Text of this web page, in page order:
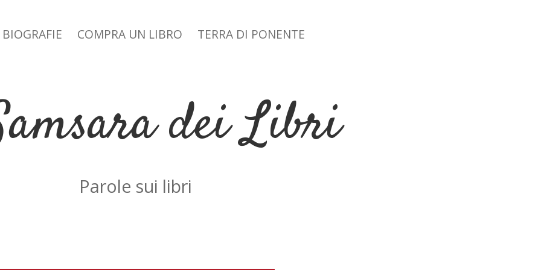
menu
BIOGRAFIE COMPRA UN LIBRO TERRA DI PONENTE
dei Libri
Parole sui libri